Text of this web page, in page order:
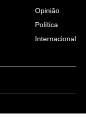
Opinião
Política
Internacional